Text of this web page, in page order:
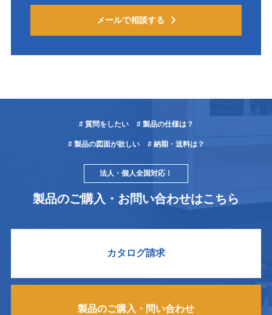
メールで相談する
# 質問をしたい # 製品の仕様は？
# 製品の図面が欲しい # 納期・送料は？
法人・個人全国対応！
製品のご購入・お問い合わせはこちら
カタログ請求
製品のご購入・問い合わせ